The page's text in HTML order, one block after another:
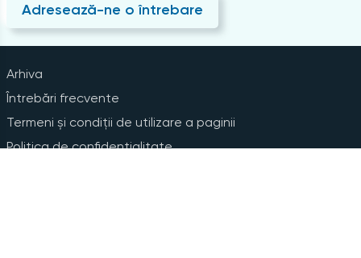
Adresează-ne o întrebare
Arhiva
Întrebări frecvente
Termeni și condiții de utilizare a paginii
Politica de confidențialitate